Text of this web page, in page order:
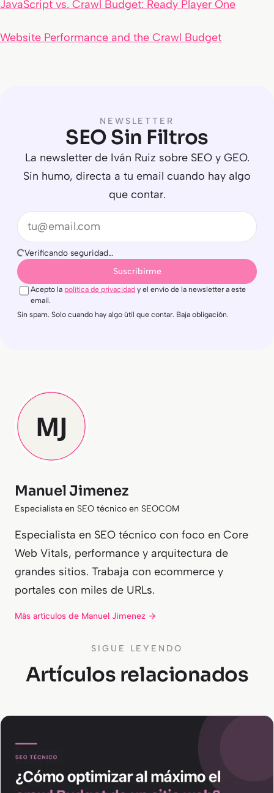
JavaScript vs. Crawl Budget: Ready Player One
Website Performance and the Crawl Budget
NEWSLETTER
SEO Sin Filtros
La newsletter de Iván Ruiz sobre SEO y GEO.
Sin humo, directa a tu email cuando hay algo
que contar.
Email
Verificando seguridad…
Suscribirme
Acepto la política de privacidad y el envío de la newsletter a este
email.
Sin spam. Solo cuando hay algo útil que contar. Baja obligación.
Manuel Jimenez
Especialista en SEO técnico en SEOCOM
Especialista en SEO técnico con foco en Core
Web Vitals, performance y arquitectura de
grandes sitios. Trabaja con ecommerce y
portales con miles de URLs.
Más artículos de Manuel Jimenez →
SIGUE LEYENDO
Artículos relacionados